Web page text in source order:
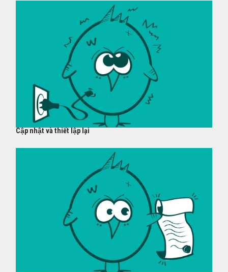
Cập nhật và thiết lập lại